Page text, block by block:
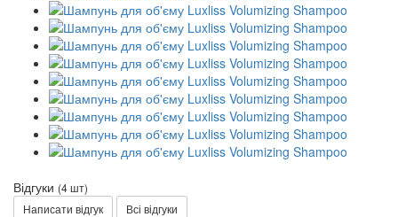
Відгуки (4 шт)
Написати відгук
Всі відгуки